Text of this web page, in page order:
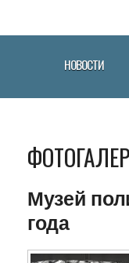
НОВОСТИ
Музей
года